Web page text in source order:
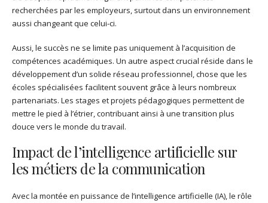
recherchées par les employeurs, surtout dans un environnement
aussi changeant que celui-ci.
Aussi, le succès ne se limite pas uniquement à l’acquisition de
compétences académiques. Un autre aspect crucial réside dans le
développement d’un solide réseau professionnel, chose que les
écoles spécialisées facilitent souvent grâce à leurs nombreux
partenariats. Les stages et projets pédagogiques permettent de
mettre le pied à l’étrier, contribuant ainsi à une transition plus
douce vers le monde du travail.
Impact de l’intelligence artificielle sur
les métiers de la communication
Avec la montée en puissance de l’intelligence artificielle (IA), le rôle